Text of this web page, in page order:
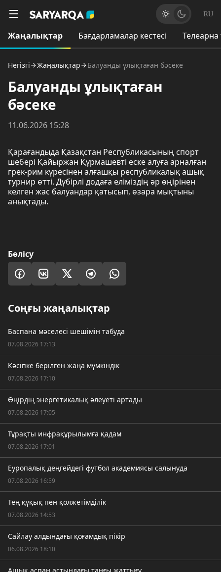
RU
Жаңалықтар Бағдарламалар кестесі
Негізгі Жаңалықтар Балуанды ұлықтаған бәсеке
Балуанды ұлықтаған
бәсеке
11.06.2026 15:28
Қарағандыда Қазақстан Республикасының спорт
шебері Қайыржан Құрмашевті еске алуға арналған
грек-рим күресінен алғашқы республикалық ашық
турнир өтті. Дүбірлі додаға еліміздің әр өңірінен
келген жас балуандар қатысып, өзара мықтыны
анықтады.
Бөлісу
Соңғы жаңалықтар
Баспана мәселесі шешімін табуда
07.08.2026 17:13
Кәсіпке берілген жаңа мүмкіндік
07.08.2026 17:10
Өңірдің энергетикалық әлеуеті артады
07.08.2026 17:05
Тұрақты инфрақұрылымға қадам
07.08.2026 17:01
Еуропалық деңгейдегі футбол академиясы салынуда
07.08.2026 16:59
Тең құқық пен қолжетімділік
07.08.2026 14:53
Сайлау алдындағы қоғамдық пікір
06.08.2026 18:10